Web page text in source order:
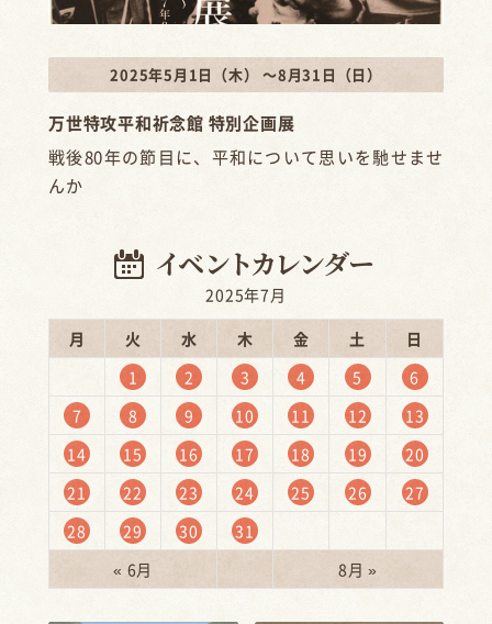
2025年5月1日（木） ～8月31日（日）
万世特攻平和祈念館 特別企画展
戦後80年の節目に、平和について思いを馳せませ
んか
2025年7月
月
火 水 木 金 土
日
1
2 3 4 5
6
7
8 9 10 11 12
13
14
15 16 17 18 19
20
21
22 23 24 25 26
27
28
29 30
31
« 6月
8月 »